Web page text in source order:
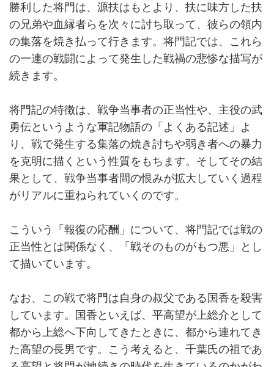
勝利した将門は、源扶はもとより、扶に味方した扶
の兄弟や血縁者らを次々に討ち取って、彼らの領内
の集落を焼き払って行きます。将門記では、これら
の一連の戦闘によって発生した戦禍の悲惨な描写が
続きます。
将門記の特徴は、戦争当事者の正当性や、主役の武
勇伝というような軍記物語の「よくある記述」よ
り、戦で発生する集落の焼き討ちや弱き者への暴力
を克明に描くという性質をもちます。そしてその結
果として、戦争当事者間の恨みが拡大していく過程
がリアルに重ねられていくのです。
こういう「報復の応酬」について、将門記では戦の
正当性とは関係なく、「戦そのものがもつ悪」とし
て描いています。
なお、この戦で将門は自身の叔父である国香を殺害
しています。国香といえば、平高望が上総介として
都から上総へ下向してきたときに、都から連れてき
た高望の長男です。こう考えると、千葉氏の祖であ